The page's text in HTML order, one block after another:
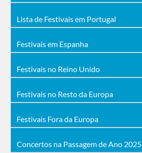
Lista de Festivais em Portugal
Festivais em Espanha
Festivais no Reino Unido
Festivais no Resto da Europa
Festivais Fora da Europa
Concertos na Passagem de Ano 2025